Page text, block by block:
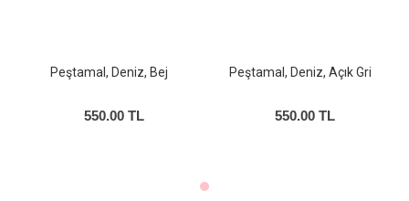
Peştamal, Deniz, Açık Gri
550.00 TL
Peştamal, Deniz,
550.00 TL